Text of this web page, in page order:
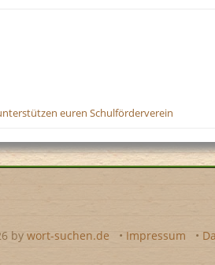
euren Schulförderverein
by wort-suchen.de • Impressum •